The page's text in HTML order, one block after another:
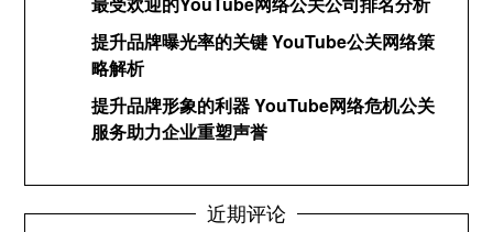
提升品牌曝光率的关键 YouTube公关网络策
略解析
提升品牌形象的利器 YouTube网络危机公关
服务助力企业重塑声誉
近期评论